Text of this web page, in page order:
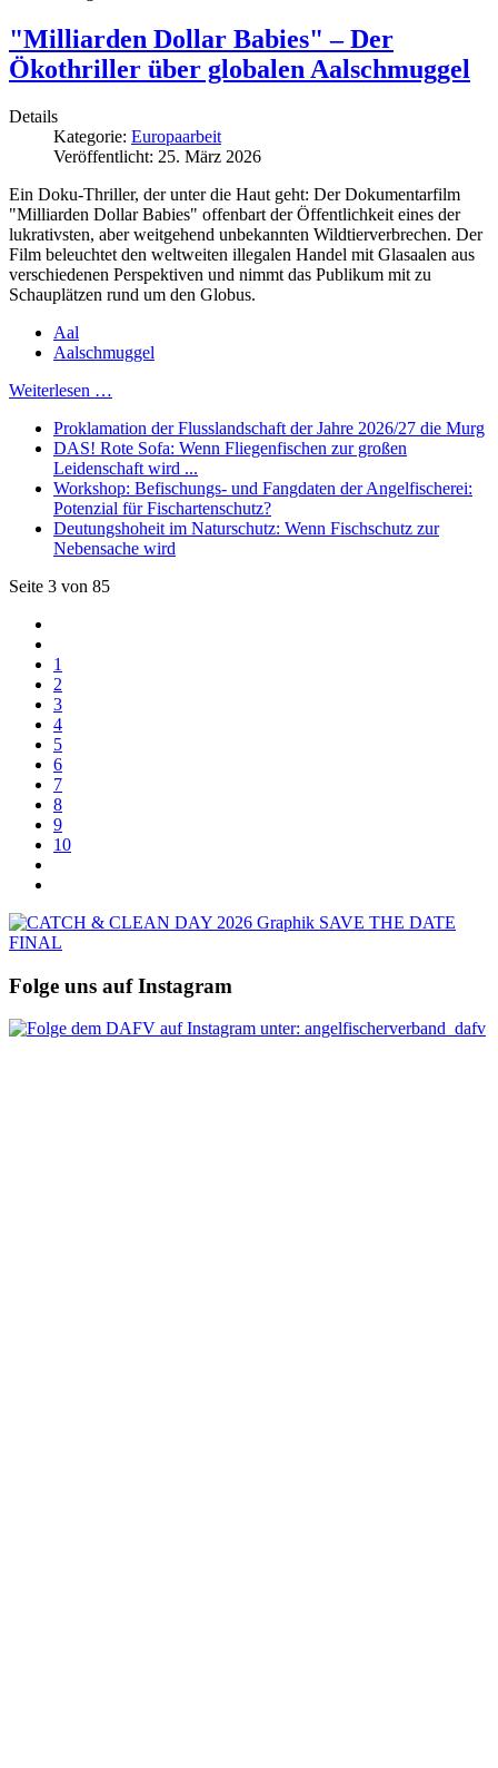
"Milliarden Dollar Babies" – Der
Ökothriller über globalen Aalschmuggel
Details
Kategorie: Europaarbeit
Veröffentlicht: 25. März 2026
Ein Doku-Thriller, der unter die Haut geht: Der Dokumentarfilm
"Milliarden Dollar Babies" offenbart der Öffentlichkeit eines der
lukrativsten, aber weitgehend unbekannten Wildtierverbrechen. Der
Film beleuchtet den weltweiten illegalen Handel mit Glasaalen aus
verschiedenen Perspektiven und nimmt das Publikum mit zu
Schauplätzen rund um den Globus.
Aal
Aalschmuggel
Weiterlesen …
Proklamation der Flusslandschaft der Jahre 2026/27 die Murg
DAS! Rote Sofa: Wenn Fliegenfischen zur großen
Leidenschaft wird ...
Workshop: Befischungs- und Fangdaten der Angelfischerei:
Potenzial für Fischartenschutz?
Deutungshoheit im Naturschutz: Wenn Fischschutz zur
Nebensache wird
Seite 3 von 85
1
2
3
4
5
6
7
8
9
10
Folge uns auf Instagram